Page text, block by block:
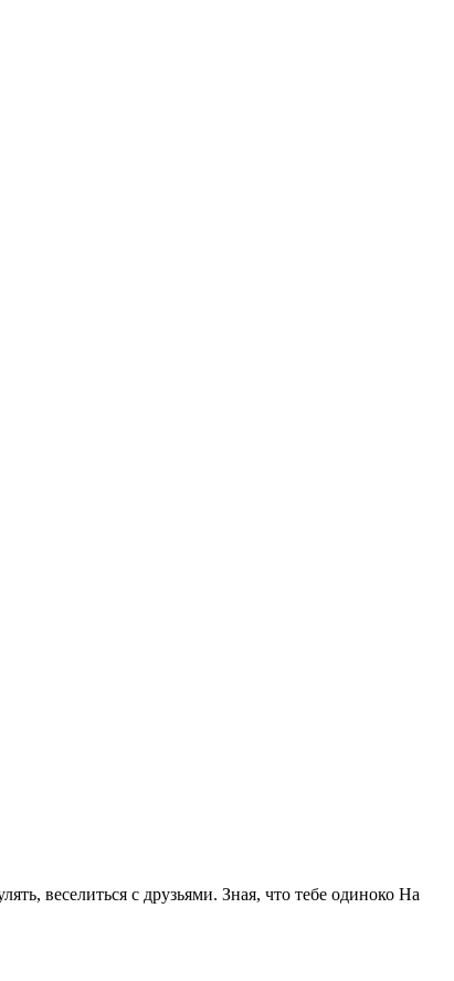
веселиться с друзьями. Зная, что тебе одиноко На